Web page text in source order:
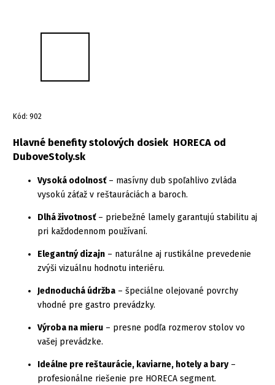
Kód: 902
Hlavné benefity stolových dosiek HORECA od
DuboveStoly.sk
Vysoká odolnosť– masívny dub spoľahlivo zvláda
vysokú záťaž v reštauráciách a baroch.
Dlhá životnosť– priebežné lamely garantujú stabilitu aj
pri každodennom používaní.
Elegantný dizajn – naturálne aj rustikálne prevedenie
zvýši vizuálnu hodnotu interiéru.
Jednoduchá údržba – špeciálne olejované povrchy
vhodné pre gastro prevádzky.
Výroba na mieru – presne podľa rozmerov stolov vo
vašej prevádzke.
Ideálne pre reštaurácie, kaviarne, hotely a bary–
profesionálne riešenie pre HORECA segment.